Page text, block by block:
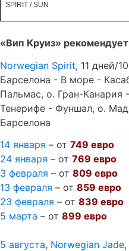
SPIRIT / SUN
«Вип Круиз»
Norwegian Spirit, 11 дней/
Барселона - В море -
Пальмас, о. Гран-Канария
Тенерифе - Фуншал, о.
Барселона
14 января – от 749 евро
24 января – от 769 евро
3 февраля – от 809 евро
13 февраля – от 859 евро
23 февраля – от 839 евро
5 марта – от 899 евро
5 августа, Norwegian Jade